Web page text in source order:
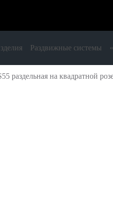
Раздвижные системы
раздельная на квадратной